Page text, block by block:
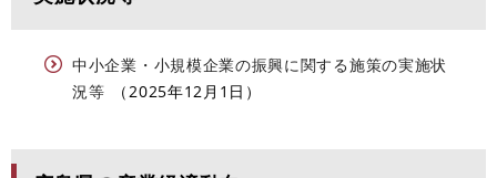
中小企業・小規模企業の振興に関する施策の実施状
況等
2025年12月1日